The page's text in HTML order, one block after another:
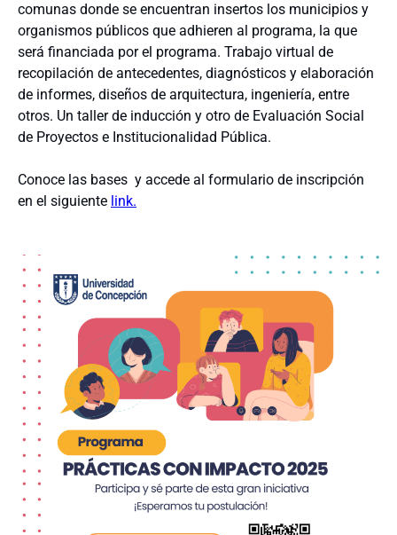
comunas donde se encuentran insertos los municipios y
organismos públicos que adhieren al programa, la que
será financiada por el programa. Trabajo virtual de
recopilación de antecedentes, diagnósticos y elaboración
de informes, diseños de arquitectura, ingeniería, entre
otros. Un taller de inducción y otro de Evaluación Social
de Proyectos e Institucionalidad Pública.
Conoce las bases y accede al formulario de inscripción
en el siguiente link.